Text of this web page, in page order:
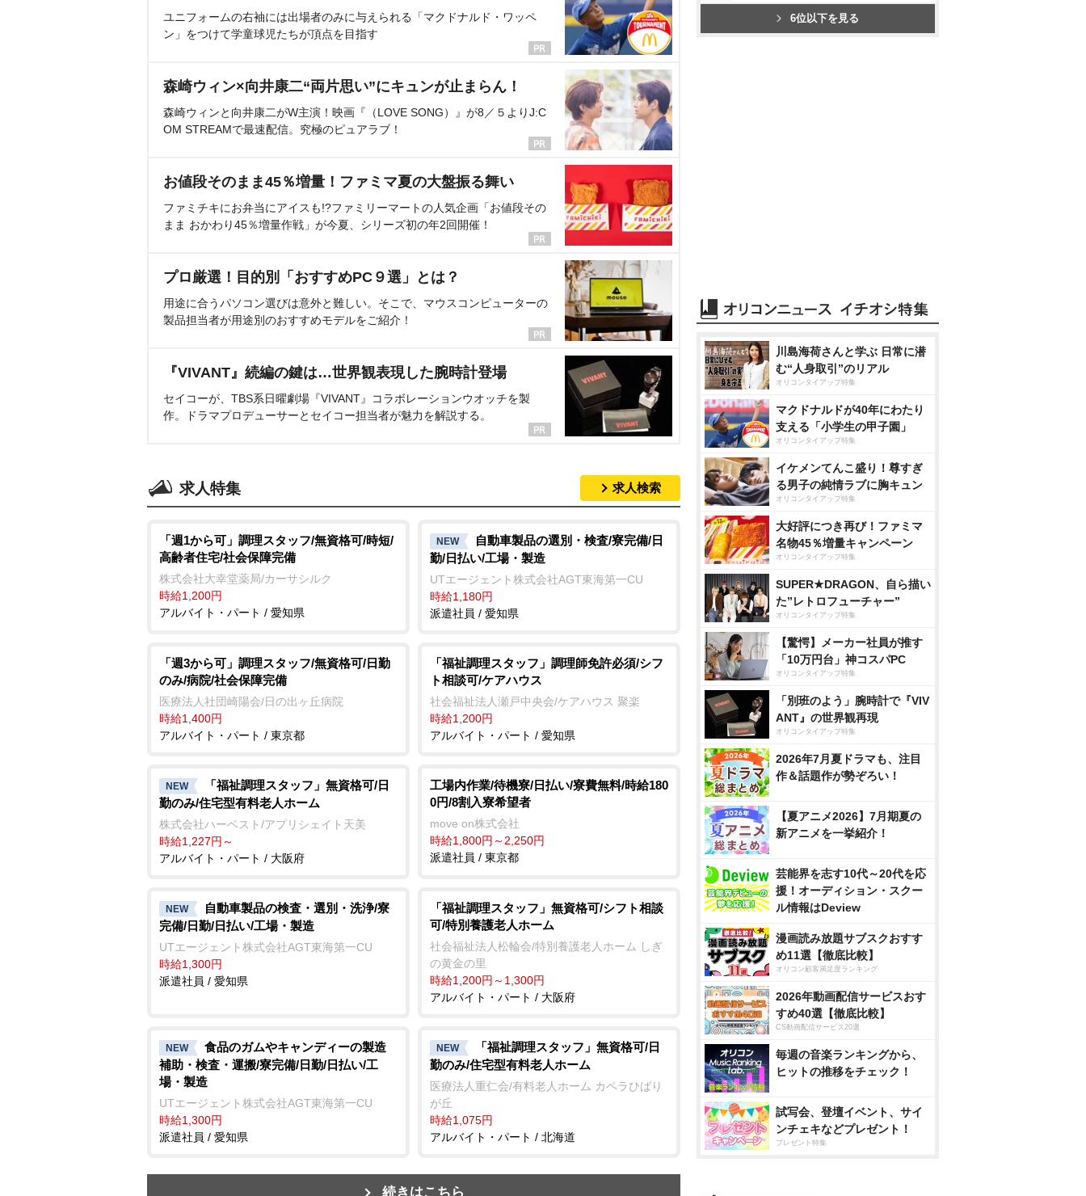
ユニフォームの右袖には出場者のみに与えられる「マクドナルド・ワッペ
ン」をつけて学童球児たちが頂点を目指す
森崎ウィン×向井康二“両片思い”にキュンが止まらん！
森崎ウィンと向井康二がW主演！映画『（LOVE SONG）』が8／５よりJ:C
OM STREAMで最速配信。究極のピュアラブ！
お値段そのまま45％増量！ファミマ夏の大盤振る舞い
ファミチキにお弁当にアイスも!?ファミリーマートの人気企画「お値段その
まま おかわり45％増量作戦」が今夏、シリーズ初の年2回開催！
プロ厳選！目的別「おすすめPC９選」とは？
用途に合うパソコン選びは意外と難しい。そこで、マウスコンピューターの
製品担当者が用途別のおすすめモデルをご紹介！
『VIVANT』続編の鍵は…世界観表現した腕時計登場
セイコーが、TBS系日曜劇場『VIVANT』コラボレーションウオッチを製
作。ドラマプロデューサーとセイコー担当者が魅力を解説する。
求人特集 求人検索
「週1から可」調理スタッフ/無資格可/時短/
高齢者住宅/社会保障完備
株式会社大幸堂薬局/カーサシルク
時給1,200円
アルバイト・パート / 愛知県
NEW
自動車製品の選別・検査/寮完備/日
勤/日払い/工場・製造
UTエージェント株式会社AGT東海第一CU
時給1,180円
派遣社員 / 愛知県
「週3から可」調理スタッフ/無資格可/日勤
のみ/病院/社会保障完備
医療法人社団崎陽会/日の出ヶ丘病院
時給1,400円
アルバイト・パート / 東京都
「福祉調理スタッフ」調理師免許必須/シフ
ト相談可/ケアハウス
社会福祉法人瀬戸中央会/ケアハウス 聚楽
時給1,200円
アルバイト・パート / 愛知県
NEW
「福祉調理スタッフ」無資格可/日
勤のみ/住宅型有料老人ホーム
株式会社ハーベスト/アプリシェイト天美
時給1,227円～
アルバイト・パート / 大阪府
工場内作業/待機寮/日払い/寮費無料/時給180
0円/8割入寮希望者
move on株式会社
時給1,800円～2,250円
派遣社員 / 東京都
NEW
自動車製品の検査・選別・洗浄/寮
完備/日勤/日払い/工場・製造
UTエージェント株式会社AGT東海第一CU
時給1,300円
派遣社員 / 愛知県
「福祉調理スタッフ」無資格可/シフト相談
可/特別養護老人ホーム
社会福祉法人松輪会/特別養護老人ホーム しぎ
の黄金の里
時給1,200円～1,300円
アルバイト・パート / 大阪府
NEW
食品のガムやキャンディーの製造
補助・検査・運搬/寮完備/日勤/日払い/工
場・製造
UTエージェント株式会社AGT東海第一CU
時給1,300円
派遣社員 / 愛知県
NEW
「福祉調理スタッフ」無資格可/日
勤のみ/住宅型有料老人ホーム
医療法人重仁会/有料老人ホーム カペラひばり
が丘
時給1,075円
アルバイト・パート / 北海道
続きはこちら
6位以下を見る
川島海荷さんと学ぶ 日常に潜
む“人身取引”のリアル
オリコンタイアップ特集
マクドナルドが40年にわたり
支える「小学生の甲子園」
オリコンタイアップ特集
イケメンてんこ盛り！尊すぎ
る男子の純情ラブに胸キュン
オリコンタイアップ特集
大好評につき再び！ファミマ
名物45％増量キャンペーン
オリコンタイアップ特集
SUPER★DRAGON、自ら描い
た”レトロフューチャー”
オリコンタイアップ特集
【驚愕】メーカー社員が推す
「10万円台」神コスパPC
オリコンタイアップ特集
「別班のよう」腕時計で『VIV
ANT』の世界観再現
オリコンタイアップ特集
2026年7月夏ドラマも、注目
作＆話題作が勢ぞろい！
【夏アニメ2026】7月期夏の
新アニメを一挙紹介！
芸能界を志す10代～20代を応
援！オーディション・スクー
ル情報はDeview
漫画読み放題サブスクおすす
め11選【徹底比較】
オリコン顧客満足度ランキング
2026年動画配信サービスおす
すめ40選【徹底比較】
CS動画配信サービス20選
毎週の音楽ランキングから、
ヒットの推移をチェック！
試写会、登壇イベント、サイ
ンチェキなどプレゼント！
プレゼント特集